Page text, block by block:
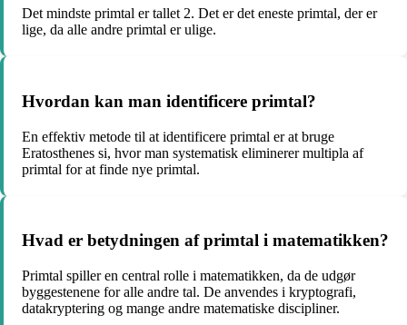
Det mindste primtal er tallet 2. Det er det eneste primtal, der er
lige, da alle andre primtal er ulige.
Hvordan kan man identificere primtal?
En effektiv metode til at identificere primtal er at bruge
Eratosthenes si, hvor man systematisk eliminerer multipla af
primtal for at finde nye primtal.
Hvad er betydningen af primtal i matematikken?
Primtal spiller en central rolle i matematikken, da de udgør
byggestenene for alle andre tal. De anvendes i kryptografi,
datakryptering og mange andre matematiske discipliner.